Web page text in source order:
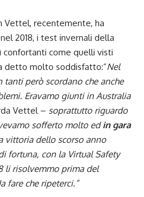
Vettel, recentemente, ha
2018, i test invernali della
confortanti come quelli visti
detto molto soddisfatto:”Nel
tanti però scordano che anche
Eravamo giunti in Australia
Vettel – soprattutto riguardo
sofferto molto edin gara
vittoria dello scorso anno
fortuna, con la Virtual Safety
li risolvemmo prima del
fare che ripeterci.”